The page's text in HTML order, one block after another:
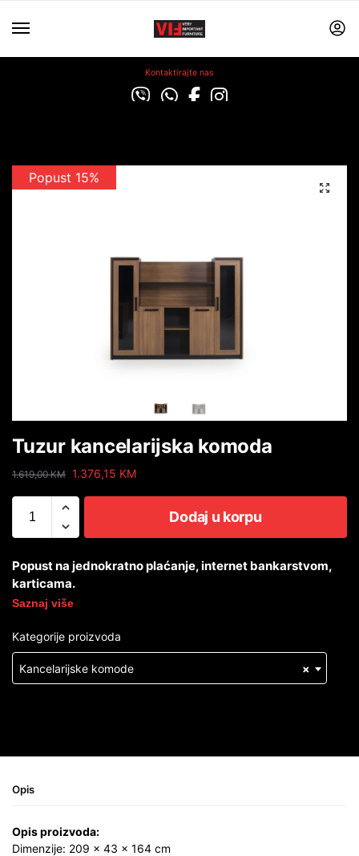
Kontaktirajte nas
Popust 15%
Tuzur kancelarijska komoda
1.619,00KM 1.376,15 KM
Dodaj u korpu
Popust na jednokratno plaćanje, internet bankarstvom,
karticama.
Saznaj više
Kategorije proizvoda
×
Kancelarijske komode
Opis
Opis proizvoda:
Dimenzije: 209 × 43 × 164 cm